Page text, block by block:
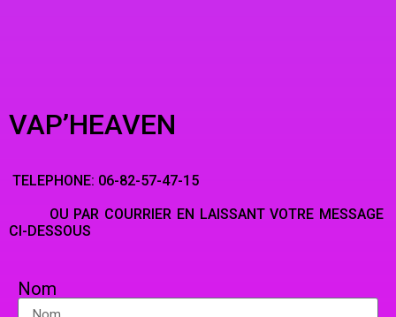
VAP’HEAVEN
TELEPHONE: 06-82-57-47-15
OU PAR COURRIER EN LAISSANT VOTRE MESSAGE
CI-DESSOUS
Nom